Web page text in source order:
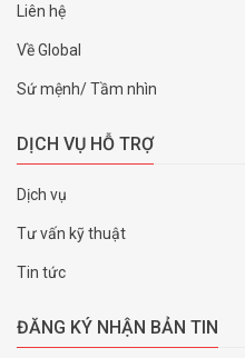
Liên hệ
Về Global
Sứ mệnh/ Tầm nhìn
DỊCH VỤ HỖ TRỢ
Dịch vụ
Tư vấn kỹ thuật
Tin tức
ĐĂNG KÝ NHẬN BẢN TIN